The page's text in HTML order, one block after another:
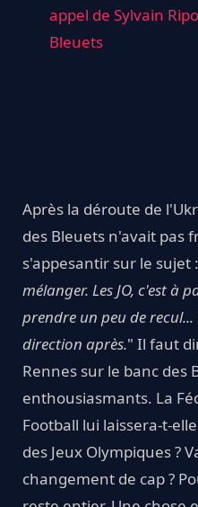
appel de Sylvain
Bleuets
Après la déroute de
des Bleuets n'avait pas
s'appesantir sur le sujet
mélanger. Les JO, c'est à
prendre un peu de
direction après." Il faut
Rennes sur le banc des
enthousiasmants. La
Football lui laissera-t-
des Jeux Olympiques ?
changement de cap ?